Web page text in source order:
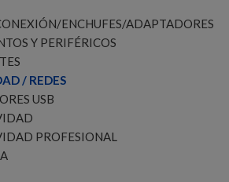
ENCHUFES/ADAPTADORES
Y PERIFÉRICOS
/ REDES
USB
PROFESIONAL